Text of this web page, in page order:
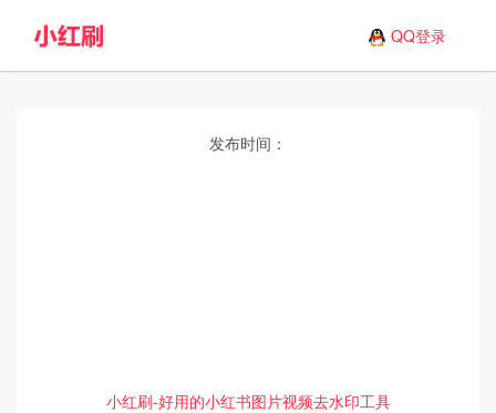
QQ登录
发布时间：
小红刷-好用的小红书图片视频去水印工具